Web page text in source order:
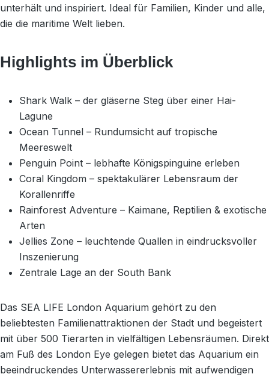
unterhält und inspiriert. Ideal für Familien, Kinder und alle,
die die maritime Welt lieben.
Highlights im Überblick
Shark Walk – der gläserne Steg über einer Hai-
Lagune
Ocean Tunnel – Rundumsicht auf tropische
Meereswelt
Penguin Point – lebhafte Königspinguine erleben
Coral Kingdom – spektakulärer Lebensraum der
Korallenriffe
Rainforest Adventure – Kaimane, Reptilien & exotische
Arten
Jellies Zone – leuchtende Quallen in eindrucksvoller
Inszenierung
Zentrale Lage an der South Bank
Das SEA LIFE London Aquarium gehört zu den
beliebtesten Familienattraktionen der Stadt und begeistert
mit über 500 Tierarten in vielfältigen Lebensräumen. Direkt
am Fuß des London Eye gelegen bietet das Aquarium ein
beeindruckendes Unterwassererlebnis mit aufwendigen